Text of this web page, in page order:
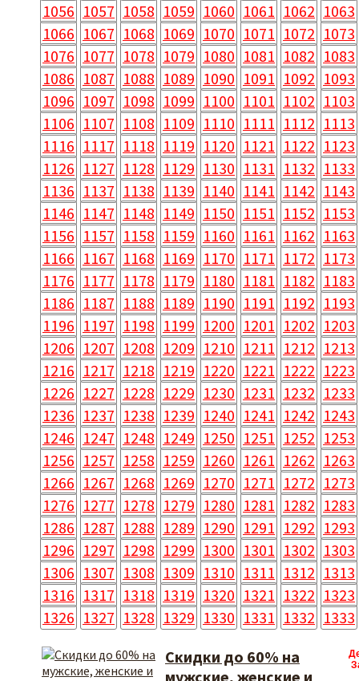
1056 1057 1058 1059 1060 1061 1062 1063
1066 1067 1068 1069 1070 1071 1072 1073
1076 1077 1078 1079 1080 1081 1082 1083
1086 1087 1088 1089 1090 1091 1092 1093
1096 1097 1098 1099 1100 1101 1102 1103
1106 1107 1108 1109 1110 1111 1112 1113
1116 1117 1118 1119 1120 1121 1122 1123
1126 1127 1128 1129 1130 1131 1132 1133
1136 1137 1138 1139 1140 1141 1142 1143
1146 1147 1148 1149 1150 1151 1152 1153
1156 1157 1158 1159 1160 1161 1162 1163
1166 1167 1168 1169 1170 1171 1172 1173
1176 1177 1178 1179 1180 1181 1182 1183
1186 1187 1188 1189 1190 1191 1192 1193
1196 1197 1198 1199 1200 1201 1202 1203
1206 1207 1208 1209 1210 1211 1212 1213
1216 1217 1218 1219 1220 1221 1222 1223
1226 1227 1228 1229 1230 1231 1232 1233
1236 1237 1238 1239 1240 1241 1242 1243
1246 1247 1248 1249 1250 1251 1252 1253
1256 1257 1258 1259 1260 1261 1262 1263
1266 1267 1268 1269 1270 1271 1272 1273
1276 1277 1278 1279 1280 1281 1282 1283
1286 1287 1288 1289 1290 1291 1292 1293
1296 1297 1298 1299 1300 1301 1302 1303
1306 1307 1308 1309 1310 1311 1312 1313
1316 1317 1318 1319 1320 1321 1322 1323
1326 1327 1328 1329 1330 1331 1332 1333
Скидки до 60% на
мужские, женские и